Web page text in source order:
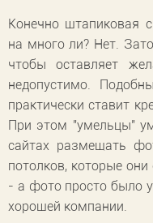
Конечно штапиковая
на много ли? Нет.
чтобы оставляет
недопустимо.
практически ставит
При этом "умельцы"
сайтах размещать
потолков, которые
- а фото просто было
хорошей компании.